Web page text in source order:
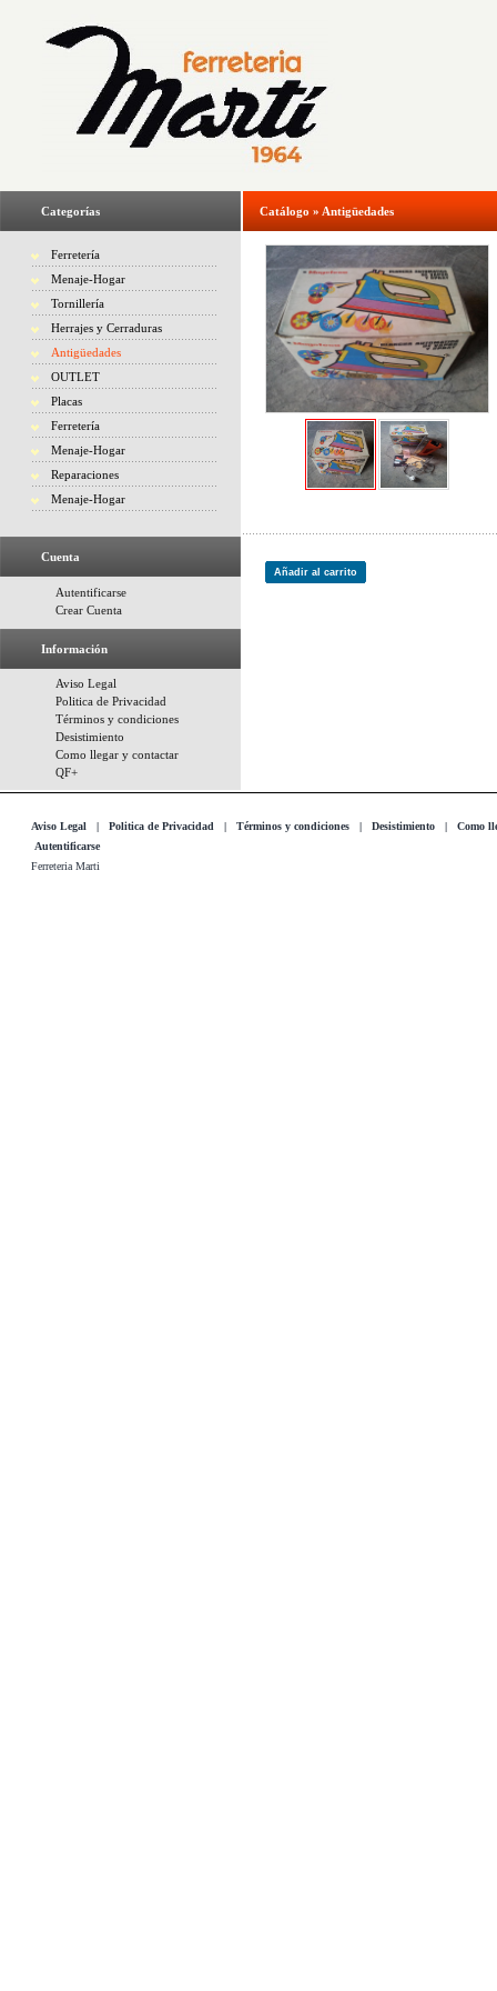
Categorías
Ferretería
Menaje-Hogar
Tornillería
Herrajes y Cerraduras
Antigüedades
OUTLET
Placas
Ferretería
Menaje-Hogar
Reparaciones
Menaje-Hogar
Cuenta
Autentificarse
Crear Cuenta
Información
Aviso Legal
Politica de Privacidad
Términos y condiciones
Desistimiento
Como llegar y contactar
QF+
Catálogo » Antigüedades
Añadir al carrito
Aviso Legal | Politica de Privacidad | Términos y condiciones | Desistimiento | Como
Autentificarse
Ferreteria Marti